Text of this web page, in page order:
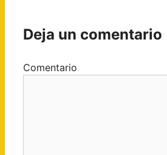
Deja un comentario
Comentario